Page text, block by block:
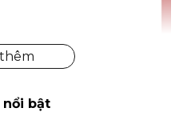
bật